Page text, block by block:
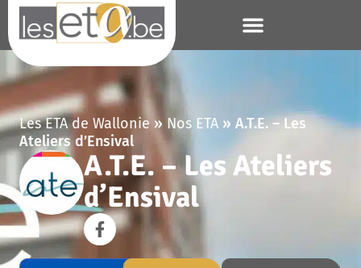
Les ETA de Wallonie » Nos ETA » A.T.E. – Les
Ateliers d’Ensival
A.T.E. – Les Ateliers
d’Ensival